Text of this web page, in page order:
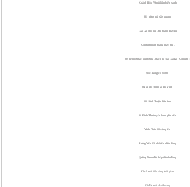
Khánh Hòa 79 núi liền biển xanh
81_ rừng núi vây quanh
Gia Lai phố núi , thị thành Playku
Kon tum năm tháng mây mù ,
82 dễ nhớ mặc dù mới ra .( tách ra của GiaLai_Kontum )
Sóc Trăng có số 83
84 kế đó chính là Trà Vinh
85 Ninh Thuận hữu tình
86 Bình Thuận yên bình gần bên
Vĩnh Phúc 88 vùng lên
Hưng Yên 89 nhớ tên nhãn lồng
Quãng Nam đất thép thành đồng
92 số mới tiếp vòng thời gian
93 đất mới khai hoang